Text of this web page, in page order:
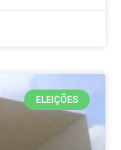
ELEIÇÕES